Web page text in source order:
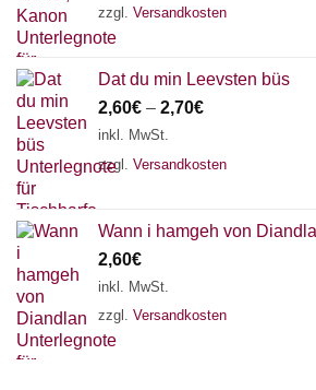
zzgl. Versandkosten
Dat du min Leevsten büs
2,60€ – 2,70€
inkl. MwSt.
zzgl. Versandkosten
Wann i hamgeh von
2,60€
inkl. MwSt.
zzgl. Versandkosten